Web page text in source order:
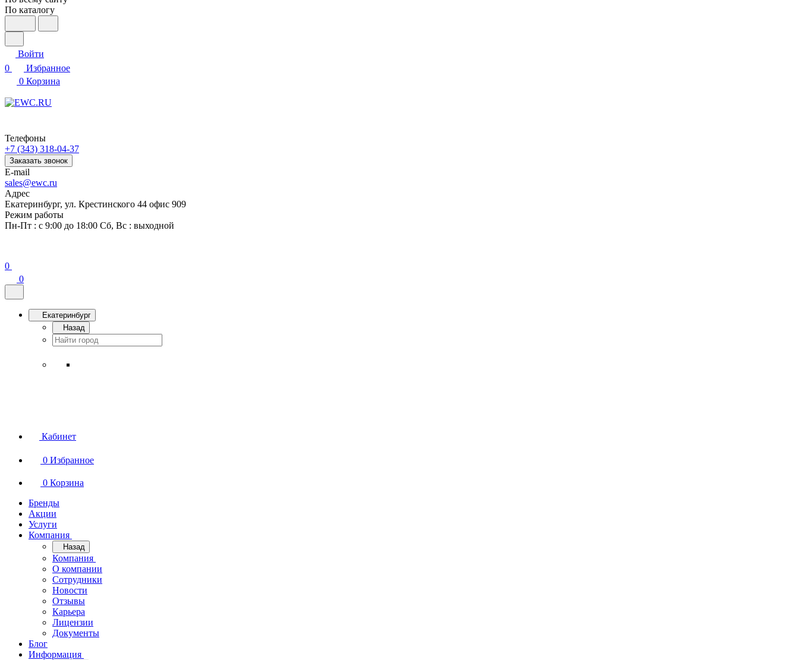
По каталогу
Войти
0
Избранное
0 Корзина
Телефоны
+7 (343) 318-04-37
Заказать звонок
E-mail
sales@ewc.ru
Адрес
Екатеринбург, ул. Крестинского 44 офис 909
Режим работы
Пн-Пт : с 9:00 до 18:00 Сб, Вс : выходной
0
0
Екатеринбург
Назад
Кабинет
0 Избранное
0 Корзина
Бренды
Акции
Услуги
Компания
Назад
Компания
О компании
Сотрудники
Новости
Отзывы
Карьера
Лицензии
Документы
Блог
Информация